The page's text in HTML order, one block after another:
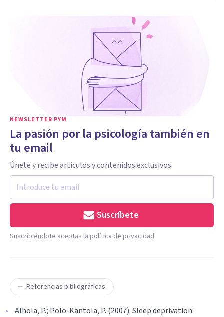
NEWSLETTER PYM
La pasión por la psicología también en
tu email
Únete y recibe artículos y contenidos exclusivos
Suscríbete
Suscribiéndote aceptas la política de privacidad
Referencias bibliográficas
Alhola, P.; Polo-Kantola, P. (2007). Sleep deprivation: